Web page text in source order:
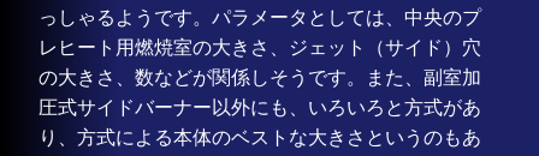
っしゃるようです。パラメータとしては、中央のプ
レヒート用燃焼室の大きさ、ジェット（サイド）穴
の大きさ、数などが関係しそうです。また、副室加
圧式サイドバーナー以外にも、いろいろと方式があ
り、方式による本体のベストな大きさというのもあ